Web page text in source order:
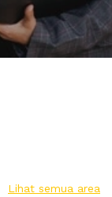
Lihat semua area